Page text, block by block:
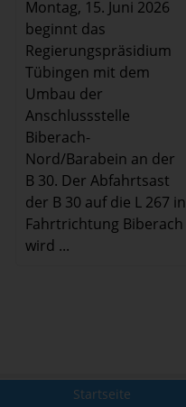
Montag, 15. Juni 2026
beginnt das
Regierungspräsidium
Tübingen mit dem
Umbau der
Anschlussstelle
Biberach-
Nord/Barabein an der
B 30. Der Abfahrtsast
der B 30 auf die L 267 in
Fahrtrichtung Biberach
wird ...
Startseite